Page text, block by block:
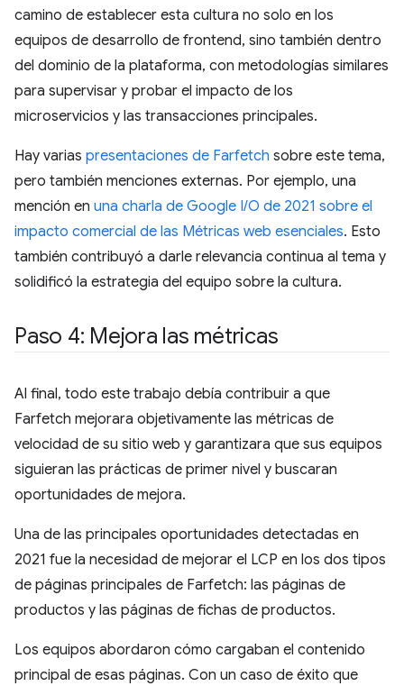
camino de establecer esta cultura no solo en los
equipos de desarrollo de frontend, sino también dentro
del dominio de la plataforma, con metodologías similares
para supervisar y probar el impacto de los
microservicios y las transacciones principales.
Hay varias presentaciones de Farfetch sobre este tema,
pero también menciones externas. Por ejemplo, una
mención en una charla de Google I/O de 2021 sobre el
impacto comercial de las Métricas web esenciales. Esto
también contribuyó a darle relevancia continua al tema y
solidificó la estrategia del equipo sobre la cultura.
Paso 4: Mejora las métricas
Al final, todo este trabajo debía contribuir a que
Farfetch mejorara objetivamente las métricas de
velocidad de su sitio web y garantizara que sus equipos
siguieran las prácticas de primer nivel y buscaran
oportunidades de mejora.
Una de las principales oportunidades detectadas en
2021 fue la necesidad de mejorar el LCP en los dos tipos
de páginas principales de Farfetch: las páginas de
productos y las páginas de fichas de productos.
Los equipos abordaron cómo cargaban el contenido
principal de esas páginas. Con un caso de éxito que